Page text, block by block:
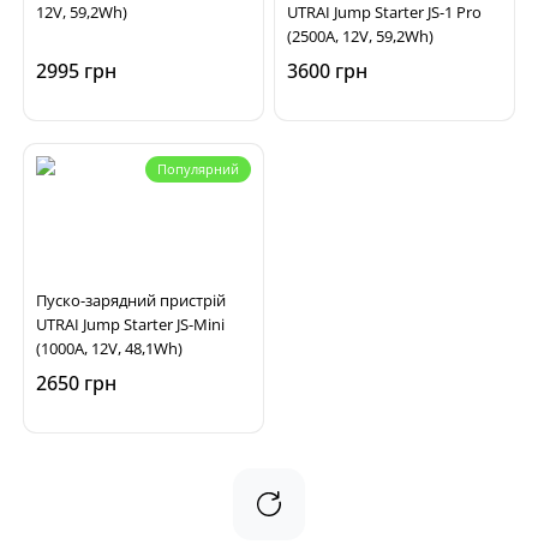
12V, 59,2Wh)
2995 грн
UTRAI Jump Starter JS-1 Pro
(2500А, 12V, 59,2Wh)
3600 грн
Популярний
Пуско-зарядний пристрій
UTRAI Jump Starter JS-Mini
(1000А, 12V, 48,1Wh)
2650 грн